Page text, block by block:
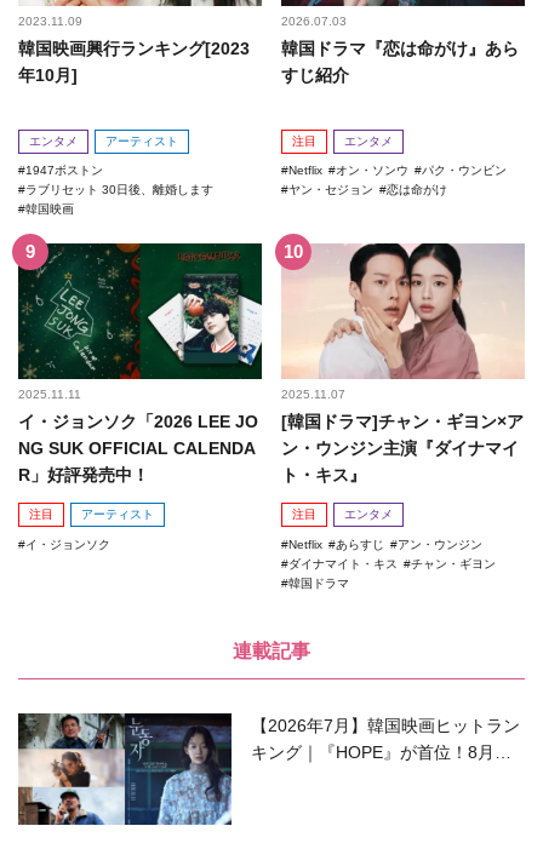
2023.11.09
韓国映画興行ランキング[2023
年10月]
エンタメ アーティスト
1947ボストン
ラブリセット 30日後、離婚します
韓国映画
2026.07.03
韓国ドラマ『恋は命がけ』あら
すじ紹介
注目 エンタメ
Netflix オン・ソンウ
パク・ウンビン
ヤン・セジョン
恋は命がけ
2025.11.11
イ・ジョンソク「2026 LEE JO
NG SUK OFFICIAL CALENDA
R」好評発売中！
注目 アーティスト
イ・ジョンソク
2025.11.07
[韓国ドラマ]チャン・ギヨン×ア
ン・ウンジン主演『ダイナマイ
ト・キス』
注目 エンタメ
Netflix あらすじ
アン・ウンジン
ダイナマイト・キス
チャン・ギヨン
韓国ドラマ
連載記事
【2026年7月】韓国映画ヒットラン
キング｜『HOPE』が首位！8月公